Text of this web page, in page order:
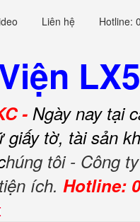
Liên hệ Hotline:
- Ngày nay tại
tờ, tài sản
húng tôi - Công
ích. Hotline: